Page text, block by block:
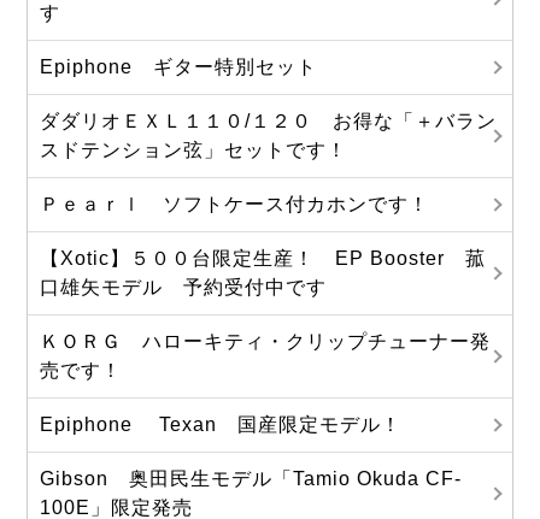
す
Epiphone ギター特別セット
ダダリオＥＸＬ１１０/１２０ お得な「＋バラン
スドテンション弦」セットです！
Ｐｅａｒｌ ソフトケース付カホンです！
【Xotic】５００台限定生産！ EP Booster 菰
口雄矢モデル 予約受付中です
ＫＯＲＧ ハローキティ・クリップチューナー発
売です！
Epiphone Texan 国産限定モデル！
Gibson 奥田民生モデル「Tamio Okuda CF-
100E」限定発売